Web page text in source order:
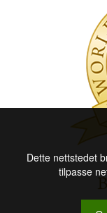
Dette nettstedet
tilpasse